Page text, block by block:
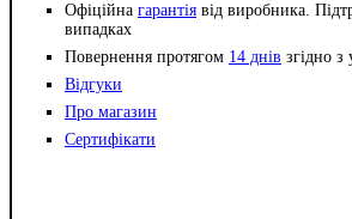
Офіційна гарантія від виробника.
випадках
Повернення протягом 14 днів згідно
Відгуки
Про магазин
Сертифікати